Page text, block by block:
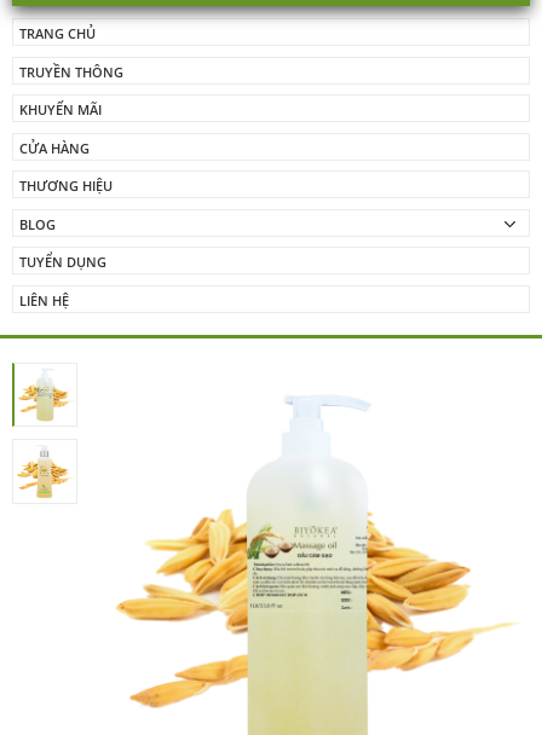
TRANG CHỦ
TRUYỀN THÔNG
KHUYẾN MÃI
CỬA HÀNG
THƯƠNG HIỆU
BLOG
TUYỂN DỤNG
LIÊN HỆ